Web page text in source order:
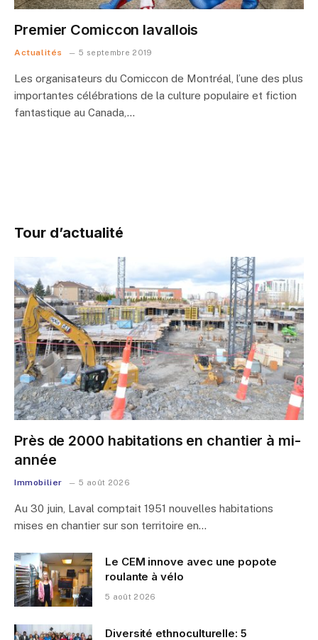
Premier Comiccon lavallois
Actualités 5 septembre 2019
Les organisateurs du Comiccon de Montréal, l’une des plus
importantes célébrations de la culture populaire et fiction
fantastique au Canada,…
Tour d’actualité
Près de 2000 habitations en chantier à mi-
année
Immobilier 5 août 2026
Au 30 juin, Laval comptait 1951 nouvelles habitations
mises en chantier sur son territoire en…
Le CEM innove avec une popote
roulante à vélo
5 août 2026
Diversité ethnoculturelle: 5